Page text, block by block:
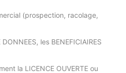
(prospection, racolage,
les BENEFICIAIRES
la LICENCE OUVERTE ou